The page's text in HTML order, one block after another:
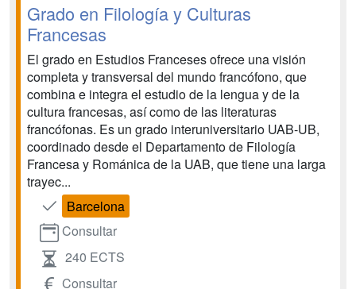
Grado en Filología y Culturas
Francesas
El grado en Estudios Franceses ofrece una visión
completa y transversal del mundo francófono, que
combina e integra el estudio de la lengua y de la
cultura francesas, así como de las literaturas
francófonas. Es un grado interuniversitario UAB-UB,
coordinado desde el Departamento de Filología
Francesa y Románica de la UAB, que tiene una larga
trayec...
Barcelona
Consultar
240 ECTS
Consultar